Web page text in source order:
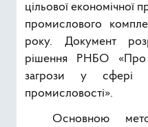
цільової економічної
промислового
року. Документ
рішення РНБО «Про
загрози у сфері
промисловості».
Основною